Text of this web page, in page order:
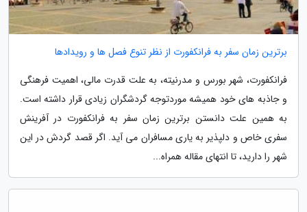
برترین زمان سفر به فرانکفورت از نظر تنوع فصل ها و رویدادها
فرانکفورت، شهر بورس و مدرنیته، به علت قدرت مالی، اهمیت فرهنگی
و جاذبه های خود همیشه موردتوجه گردشگران زیادی قرار داشته است.
به همین علت دانستن برترین زمان سفر به فرانکفورت در آفرینش
سفری خاص و دلپذیر به یاری مسافران می آید. اگر قصد گردش در این
شهر را دارید، تا انتهای مقاله همراه...